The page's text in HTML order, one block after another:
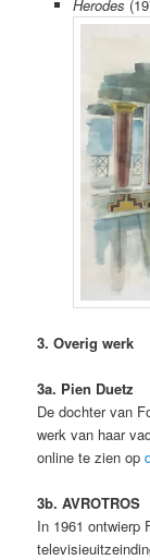
Herodes
3. Overig werk
3a. Pien Duetz
De dochter van
werk van haar
online te zien op
3b. AVROTROS
In 1961 ontwierp